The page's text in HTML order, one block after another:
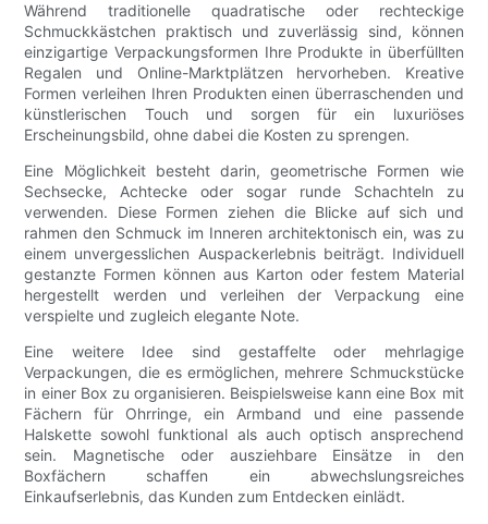
Während traditionelle quadratische oder rechteckige
Schmuckkästchen praktisch und zuverlässig sind, können
einzigartige Verpackungsformen Ihre Produkte in überfüllten
Regalen und Online-Marktplätzen hervorheben. Kreative
Formen verleihen Ihren Produkten einen überraschenden und
künstlerischen Touch und sorgen für ein luxuriöses
Erscheinungsbild, ohne dabei die Kosten zu sprengen.
Eine Möglichkeit besteht darin, geometrische Formen wie
Sechsecke, Achtecke oder sogar runde Schachteln zu
verwenden. Diese Formen ziehen die Blicke auf sich und
rahmen den Schmuck im Inneren architektonisch ein, was zu
einem unvergesslichen Auspackerlebnis beiträgt. Individuell
gestanzte Formen können aus Karton oder festem Material
hergestellt werden und verleihen der Verpackung eine
verspielte und zugleich elegante Note.
Eine weitere Idee sind gestaffelte oder mehrlagige
Verpackungen, die es ermöglichen, mehrere Schmuckstücke
in einer Box zu organisieren. Beispielsweise kann eine Box mit
Fächern für Ohrringe, ein Armband und eine passende
Halskette sowohl funktional als auch optisch ansprechend
sein. Magnetische oder ausziehbare Einsätze in den
Boxfächern schaffen ein abwechslungsreiches
Einkaufserlebnis, das Kunden zum Entdecken einlädt.